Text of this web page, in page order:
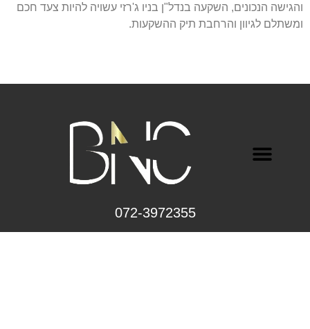
והגישה הנכונים, השקעה בנדל"ן בניו ג'רזי עשויה להיות צעד חכם
ומשתלם לגיוון והרחבת תיק ההשקעות.
‎072-3972355